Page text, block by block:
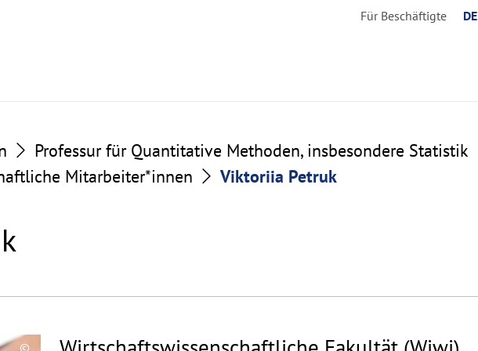
Für Beschäftigte DE
Professur für Quantitative Methoden, insbesondere Statistik
Mitarbeiter*innen Viktoriia Petruk
©